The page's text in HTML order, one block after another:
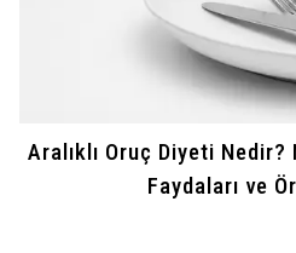
Aralıklı Oruç Diyeti Nedir?
Faydaları ve